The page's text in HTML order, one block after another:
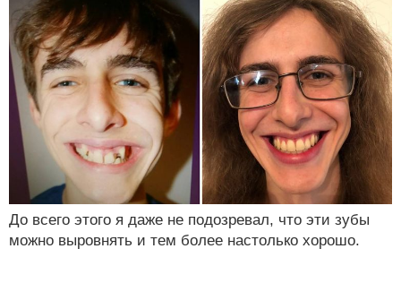
До всего этого я даже не подозревал, что эти зубы
можно выровнять и тем более настолько хорошо.